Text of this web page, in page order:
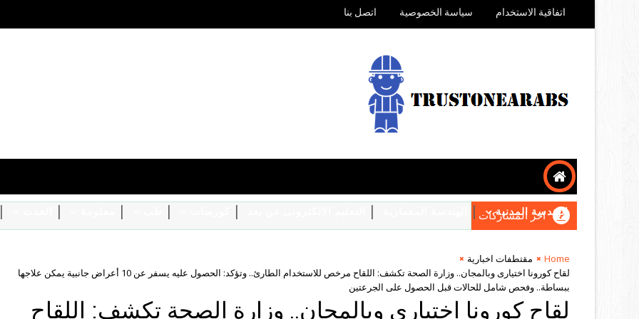
اتفاقية الاستخدام سياسة الخصوصية اتصل بنا
الهندسة المدنية
اخر المشاركات
Home
مقتطفات اخبارية
لقاح كورونا اختيارى وبالمجان.. وزارة الصحة تكشف: اللقاح مرخص للاستخدام الطارئ.. وتؤكد: الحصول عليه يسفر عن 10 أعراض جانبية يمكن علاجها
ببساطة.. وفحص شامل للحالات قبل الحصول على الجرعتين
لقاح كورونا اختيارى وبالمجان.. وزارة الصحة تكشف: اللقاح